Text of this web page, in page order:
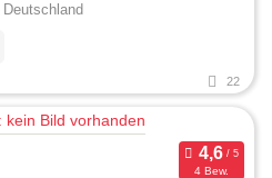
22
4 Bew.